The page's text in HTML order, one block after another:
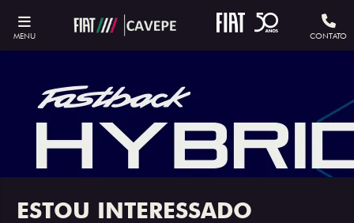
MENU CONTATO
ESTOU INTERESSADO